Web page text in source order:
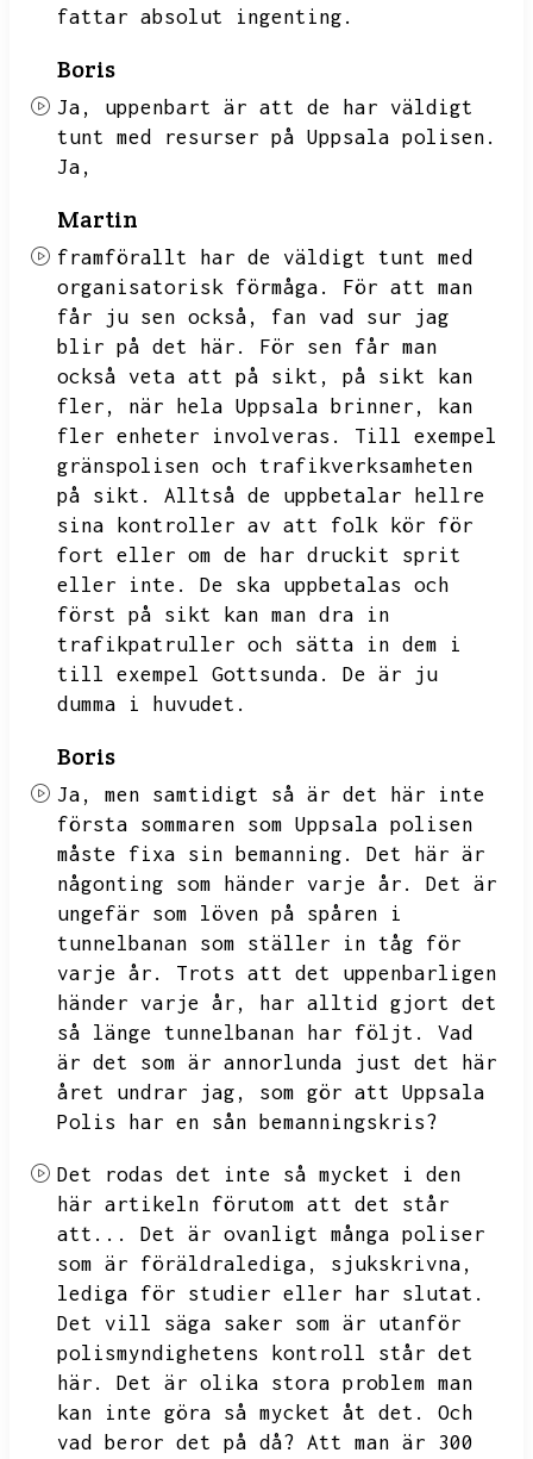
fattar absolut ingenting.
Boris
Ja,
uppenbart är att de har väldigt
tunt med resurser på Uppsala polisen.
Ja,
Martin
framförallt har de väldigt tunt med
organisatorisk förmåga.
För att man
får ju sen också,
fan vad sur jag
blir på det här.
För sen får man
också veta att på sikt,
på sikt kan
fler,
när hela Uppsala brinner,
kan
fler enheter involveras.
Till exempel
gränspolisen och trafikverksamheten
på sikt.
Alltså de uppbetalar hellre
sina kontroller av att folk kör för
fort eller om de har druckit sprit
eller inte.
De ska uppbetalas och
först på sikt kan man dra in
trafikpatruller och sätta in dem i
till exempel Gottsunda.
De är ju
dumma i huvudet.
Boris
Ja,
men samtidigt så är det här inte
första sommaren som Uppsala polisen
måste fixa sin bemanning.
Det här är
någonting som händer varje år.
Det är
ungefär som löven på spåren i
tunnelbanan som ställer in tåg för
varje år.
Trots att det uppenbarligen
händer varje år,
har alltid gjort det
så länge tunnelbanan har följt.
Vad
är det som är annorlunda just det här
året undrar jag,
som gör att Uppsala
Polis har en sån bemanningskris?
Det rodas det inte så mycket i den
här artikeln förutom att det står
att...
Det är ovanligt många poliser
som är föräldralediga,
sjukskrivna,
lediga för studier eller har slutat.
Det vill säga saker som är utanför
polismyndighetens kontroll står det
här.
Det är olika stora problem man
kan inte göra så mycket åt det.
Och
vad beror det på då? Att man är 300